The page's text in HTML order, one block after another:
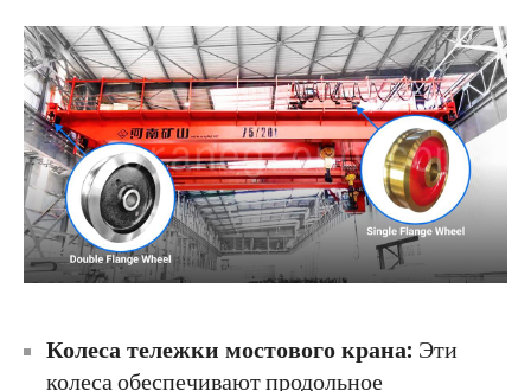
Колеса тележки мостового крана: Эти
колеса обеспечивают продольное